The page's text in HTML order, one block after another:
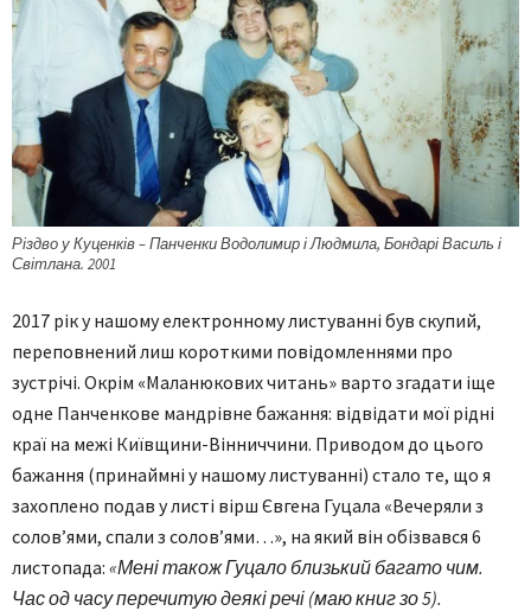
Різдво у Куценків – Панченки Водолимир і Людмила, Бондарі Василь і
Світлана. 2001
2017 рік у нашому електронному листуванні був скупий,
переповнений лиш короткими повідомленнями про
зустрічі. Окрім «Маланюкових читань» варто згадати іще
одне Панченкове мандрівне бажання: відвідати мої рідні
краї на межі Київщини-Вінниччини. Приводом до цього
бажання (принаймні у нашому листуванні) стало те, що я
захоплено подав у листі вірш Євгена Гуцала «Вечеряли з
солов’ями, спали з солов’ями…», на який він обізвався 6
листопада: «Мені також Гуцало близький багато чим.
Час од часу перечитую деякі речі (маю книг зо 5).